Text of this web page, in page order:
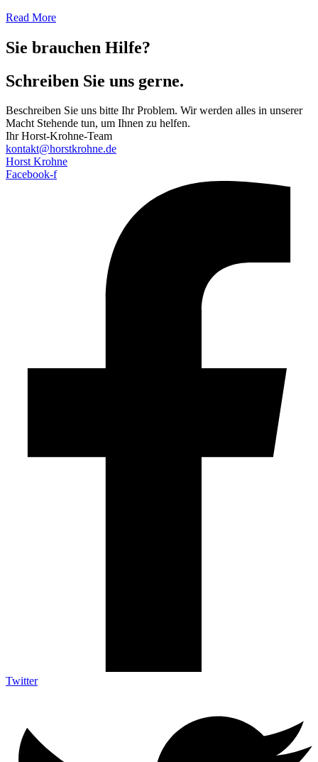
Read More
Sie brauchen Hilfe?
Schreiben Sie uns gerne.
Beschreiben Sie uns bitte Ihr Problem. Wir werden alles in unserer
Macht Stehende tun, um Ihnen zu helfen.
Ihr Horst-Krohne-Team
kontakt@horstkrohne.de
Horst Krohne
Facebook-f
Twitter